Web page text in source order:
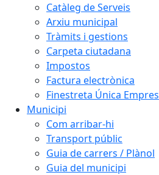
Catàleg de Serveis
Arxiu municipal
Tràmits i gestions
Carpeta ciutadana
Impostos
Factura electrònica
Finestreta Única
Municipi
Com arribar-hi
Transport públic
Guia de carrers / Plànol
Guia del municipi